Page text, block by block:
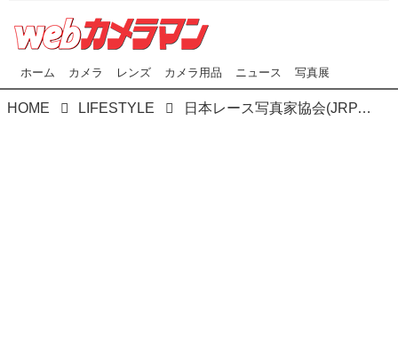
ホーム カメラ レンズ カメラ用品 ニュース 写真展
HOME LIFESTYLE 日本レース写真家協会(JRPA)主催 「モータースポーツ写真コンテスト」